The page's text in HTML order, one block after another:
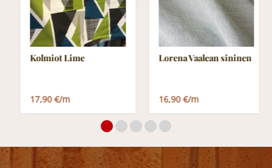
Kolmiot Lime
17,90 €/m
Lorena Vaalean sininen
16,90 €/m